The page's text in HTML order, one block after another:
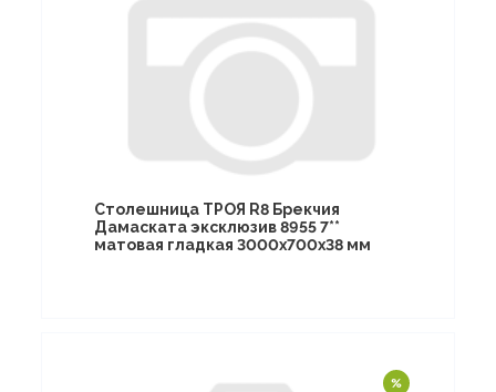
Столешница ТРОЯ R8 Брекчия
Дамаската эксклюзив 8955 7**
матовая гладкая 3000х700х38 мм